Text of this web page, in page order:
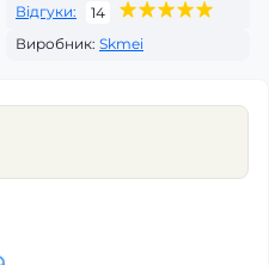
Відгуки:
14
Виробник: Skmei